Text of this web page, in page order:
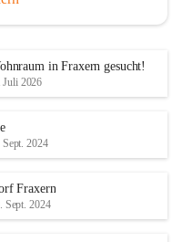
in Fraxern gesucht!
Juli 2026
Sept. 2024
Fraxern
Sept. 2024